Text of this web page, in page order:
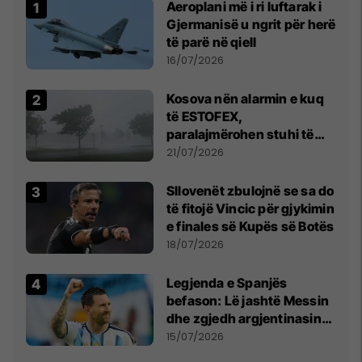
Aeroplani më i ri luftarak i
Gjermanisë u ngrit për herë
të parë në qiell
16/07/2026
Kosova nën alarmin e kuq
të ESTOFEX,
paralajmërohen stuhi të
fuqishme me breshër dhe
21/07/2026
Sllovenët zbulojnë se sa do
të fitojë Vincic për gjykimin
e finales së Kupës së Botës
18/07/2026
Legjenda e Spanjës
befason: Lë jashtë Messin
dhe zgjedh argjentinasin
më të mirë në botë
15/07/2026